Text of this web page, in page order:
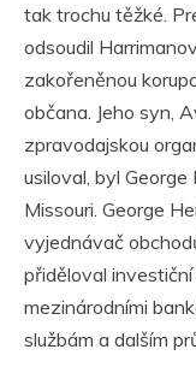
tak trochu těžké.
odsoudil
zakořeněnou
občana. Jeho syn,
zpravodajskou
usiloval, byl
Missouri. George
vyjednávač
přiděloval
mezinárodními
službám a dalším